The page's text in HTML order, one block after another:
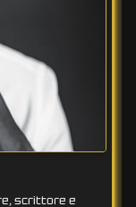
scrittore e